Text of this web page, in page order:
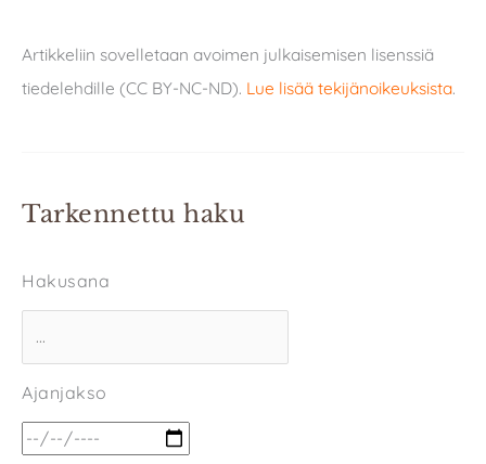
Artikkeliin sovelletaan avoimen julkaisemisen lisenssiä
tiedelehdille (CC BY-NC-ND). Lue lisää tekijänoikeuksista.
Tarkennettu haku
Hakusana
Ajanjakso